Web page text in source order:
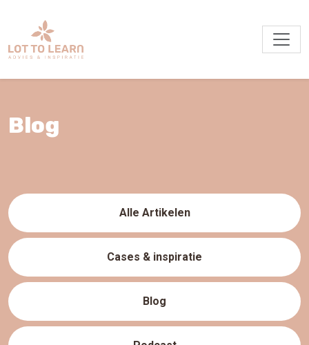
Blog
Alle Artikelen
Cases & inspiratie
Blog